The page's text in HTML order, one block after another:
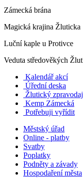
Zámecká brána
Magická krajina Žluticka
Luční kaple u Protivce
Veduta středověkých
Kalendář akcí
Úřední deska
Žlutický zpravodaj
Kemp Zámecká
Potřebuji vyřídit
Městský úřad
Online - platby
Svatby
Poplatky
Podněty a závady
Hospodaření města